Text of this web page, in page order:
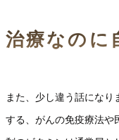
治療なのに
また、少し違う話になり
する、がんの免疫療法や